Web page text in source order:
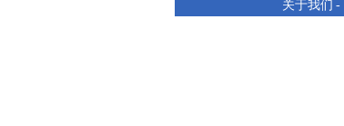
关于我们 -